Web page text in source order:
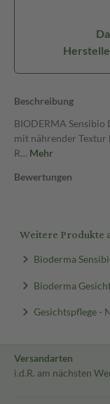
Beschreibung
BIODERMA Sensibio
mit nährender Textur
R… Mehr
Bewertungen
Weitere Produkte
Bioderma
Bioderma
Gesichtspflege -
Versandarten
i.d.R. am nächsten